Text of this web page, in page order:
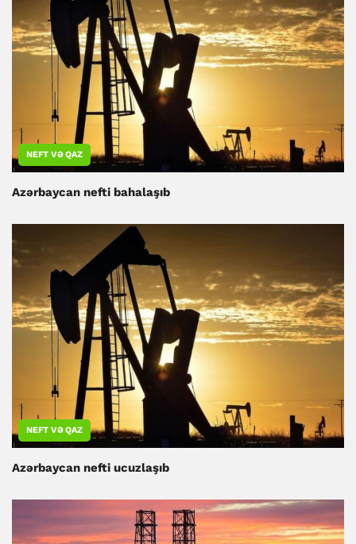
NEFT VƏ QAZ
Azərbaycan nefti bahalaşıb
NEFT VƏ QAZ
Azərbaycan nefti ucuzlaşıb